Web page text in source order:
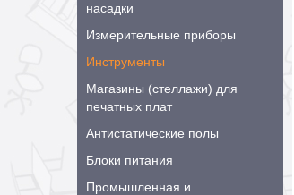
насадки
Измерительные приборы
Инструменты
Магазины (стеллажи) для
печатных плат
Антистатические полы
Блоки питания
Промышленная и